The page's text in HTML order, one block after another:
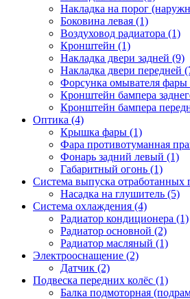
Накладка на порог
Боковина левая (1)
Воздуховод радиатора (1)
Кронштейн (1)
Накладка двери задней (9)
Накладка двери передней
Форсунка омывателя фары
Кронштейн бампера
Кронштейн бампера
Оптика (4)
Крышка фары (1)
Фара противотуманная
Фонарь задний левый (1)
Габаритный огонь (1)
Система выпуска отработанных
Насадка на глушитель (5)
Система охлаждения (4)
Радиатор кондиционера (1)
Радиатор основной (2)
Радиатор масляный (1)
Электрооснащение (2)
Датчик (2)
Подвеска передних колёс (1)
Балка подмоторная